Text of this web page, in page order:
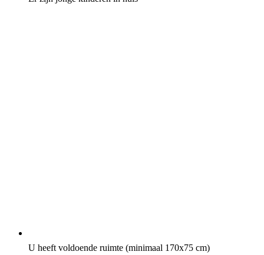
U heeft voldoende ruimte (minimaal 170x75 cm)